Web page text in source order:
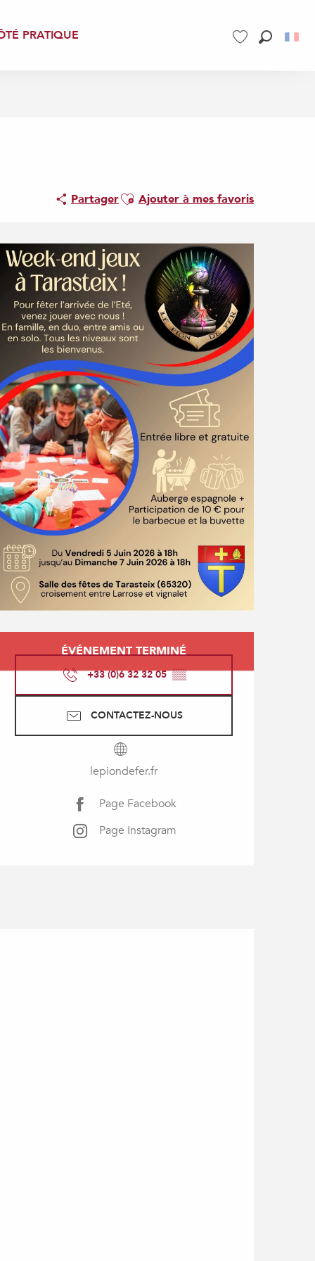
PRATIQUE
PartagerAjouter aux favoris
Ajouter à mes favoris
et
ÉVÉNEMENT TERMINÉ
+33 (0)6 32 32 05▒▒
CONTACTEZ-NOUS
lepiondefer.fr
Page Facebook
Page Instagram